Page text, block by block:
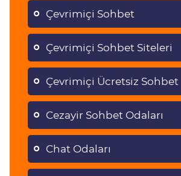
Çevrimiçi Sohbet
Çevrimiçi Sohbet Siteleri
Çevrimiçi Ücretsiz Sohbet
Cezayir Sohbet Odaları
Chat Odaları